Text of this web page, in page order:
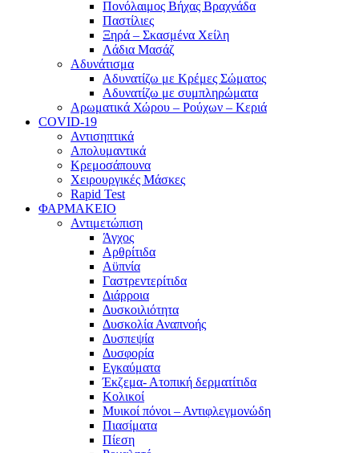
Πονόλαιμος Βήχας Βραχνάδα
Παστίλιες
Ξηρά – Σκασμένα Χείλη
Λάδια Μασάζ
Αδυνάτισμα
Αδυνατίζω με Κρέμες Σώματος
Αδυνατίζω με συμπληρώματα
Αρωματικά Χώρου – Ρούχων – Κεριά
COVID-19
Αντισηπτικά
Απολυμαντικά
Κρεμοσάπουνα
Χειρουργικές Μάσκες
Rapid Test
ΦΑΡΜΑΚΕΙΟ
Αντιμετώπιση
Άγχος
Αρθρίτιδα
Αϋπνία
Γαστρεντερίτιδα
Διάρροια
Δυσκοιλιότητα
Δυσκολία Αναπνοής
Δυσπεψία
Δυσφορία
Εγκαύματα
Έκζεμα- Ατοπική δερματίτιδα
Κολικοί
Μυικοί πόνοι – Αντιφλεγμονώδη
Πιασίματα
Πίεση